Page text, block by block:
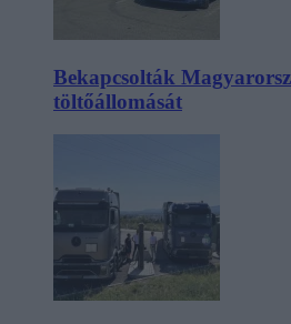
Bekapcsolták
töltőállomását